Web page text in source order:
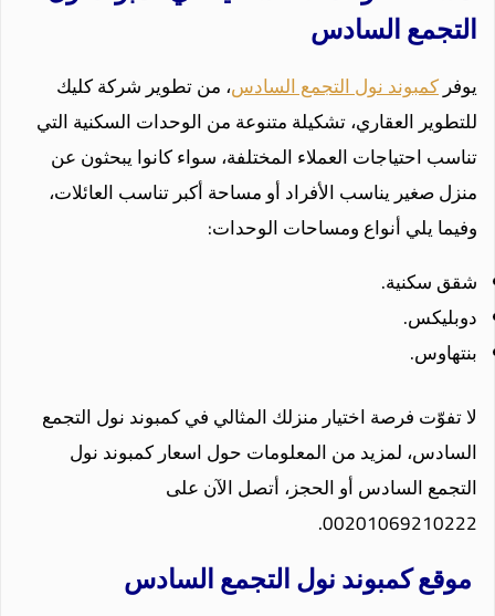
التجمع السادس
يوفركمبوند نول التجمع السادس، من تطوير شركة كليك
للتطوير العقاري، تشكيلة متنوعة من الوحدات السكنية التي
تناسب احتياجات العملاء المختلفة، سواء كانوا يبحثون عن
منزل صغير يناسب الأفراد أو مساحة أكبر تناسب العائلات،
وفيما يلي أنواع ومساحات الوحدات:
شقق سكنية.
دوبليكس.
بنتهاوس.
لا تفوّت فرصة اختيار منزلك المثالي في كمبوند نول التجمع
السادس، لمزيد من المعلومات حول اسعار كمبوند نول
التجمع السادس أو الحجز، أتصل الآن على
00201069210222.
موقع كمبوند نول التجمع السادس